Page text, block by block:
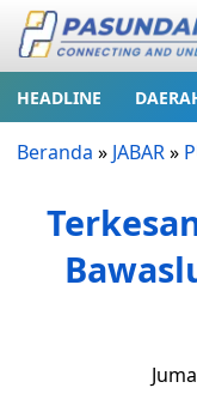
HEADLINE
Beranda » JABAR»